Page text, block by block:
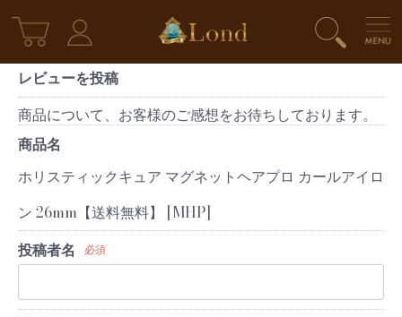
レビューを投稿
商品について、お客様のご感想をお待ちしております。
商品名
ホリスティックキュア マグネットヘアプロ カールアイロ
ン 26mm【送料無料】 [MHP]
投稿者名
必須